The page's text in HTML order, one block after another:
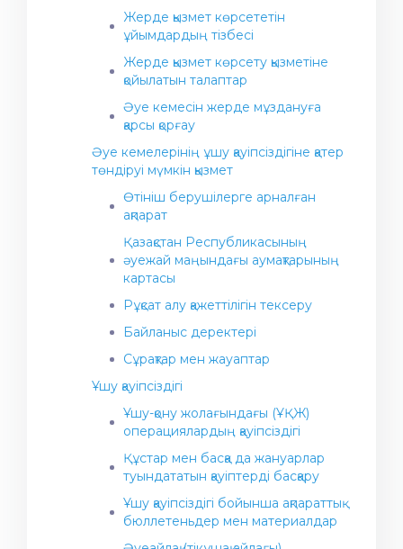
Ұшуға жарамдылық директивалары
Халықаралық ынтымақтастық
Авиациялық тексерулер
Жерде қызмет көрсететін
ұйымдардың тізбесі
Жерде қызмет көрсету қызметіне
қойылатын талаптар
Әуе кемесін жерде мұздануға
қарсы қорғау
Әуе кемелерінің ұшу қауіпсіздігіне қатер
төндіруі мүмкін қызмет
Өтініш берушілерге арналған
ақпарат
Қазақстан Республикасының
әуежай маңындағы аумақтарының
картасы
Рұқсат алу қажеттілігін тексеру
Байланыс деректері
Сұрақтар мен жауаптар
Ұшу қауіпсіздігі
Ұшу-қону жолағындағы (ҰҚЖ)
операциялардың қауіпсіздігі
Құстар мен басқа да жануарлар
туындататын қауіптерді басқару
Ұшу қауіпсіздігі бойынша ақпараттық
бюллетеньдер мен материалдар